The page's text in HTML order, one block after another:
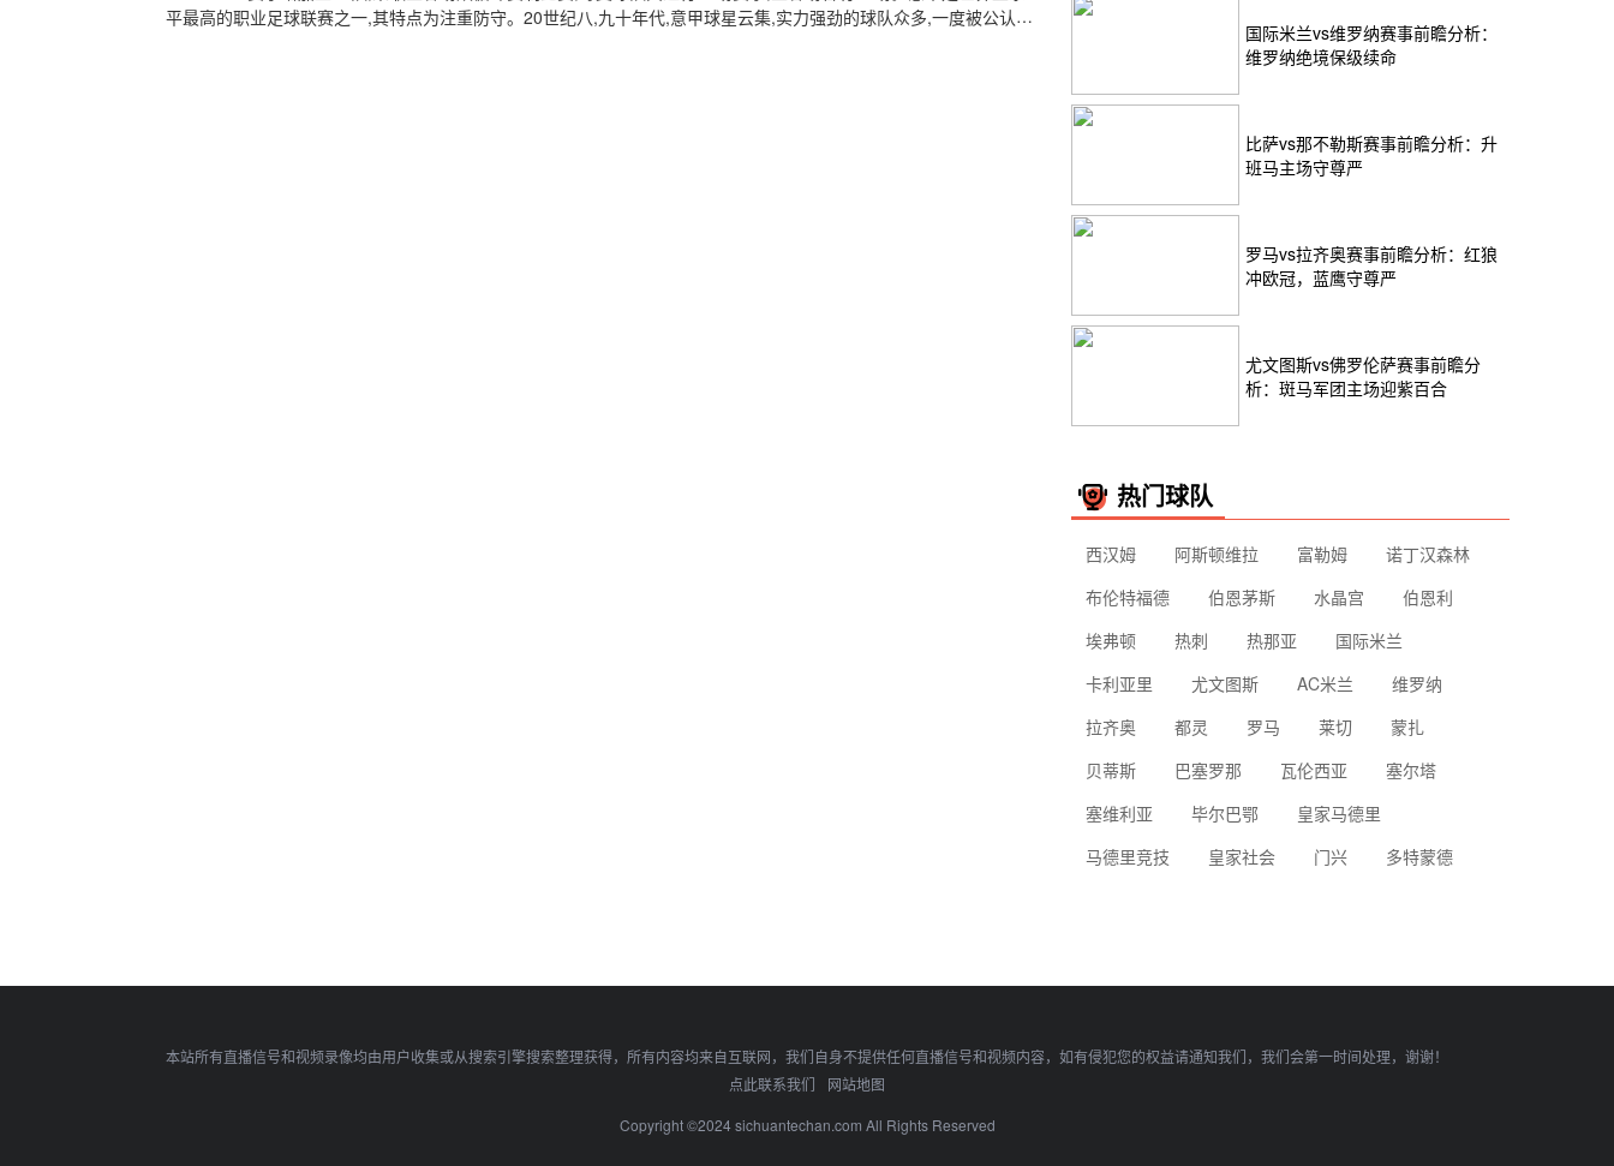
平最高的职业足球联赛之一,其特点为注重防守。20世纪八,九十年代,意甲球星云集,实力强劲的球队众多,一度被公认为
国际米兰vs维罗纳赛事前瞻分析：
维罗纳绝境保级续命
比萨vs那不勒斯赛事前瞻分析：升
班马主场守尊严
罗马vs拉齐奥赛事前瞻分析：红狼
冲欧冠，蓝鹰守尊严
尤文图斯vs佛罗伦萨赛事前瞻分
析：斑马军团主场迎紫百合
热门球队
西汉姆 阿斯顿维拉 富勒姆
诺丁汉森林
布伦特福德
伯恩茅斯 水晶宫
伯恩利
埃弗顿
热刺 热那亚
国际米兰
卡利亚里
尤文图斯 AC米兰
维罗纳
拉齐奥
都灵 罗马 莱切
蒙扎
贝蒂斯
巴塞罗那 瓦伦西亚
塞尔塔
塞维利亚
毕尔巴鄂
皇家马德里
马德里竞技
皇家社会 门兴 多特蒙德
本站所有直播信号和视频录像均由用户收集或从搜索引擎搜索整理获得，所有内容均来自互联网，我们自身不提供任何直播信号和视频内容，如有侵犯您的权益请通知我们，我们会第一时间处理，谢谢！
点此联系我们
网站地图
Copyright ©2024 sichuantechan.com All Rights Reserved